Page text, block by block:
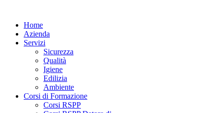
Home
Azienda
Servizi
Sicurezza
Qualità
Igiene
Edilizia
Ambiente
Corsi di Formazione
Corsi RSPP